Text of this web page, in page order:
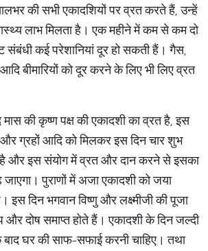
की सभी एकादशियों पर व्रत करते हैं, उन्हें
लाभ मिलता है। एक महीने में कम से कम दो
संबंधी कई परेशानियां दूर हो सकती हैं। गैस,
बीमारियों को दूर करने के लिए भी लिए व्रत
की कृष्ण पक्ष की एकादशी का व्रत है, इस
और ग्रहों आदि को मिलकर इस दिन चार शुभ
है और इस संयोग में व्रत और दान करने से इसका
पुराणों में अजा एकादशी को जया
इस दिन भगवान विष्णु और लक्ष्मीजी की पूजा
दोष समाप्त होते हैं। एकादशी के दिन जल्‍दी
घर की साफ-सफाई करनी चाहिए। तथा